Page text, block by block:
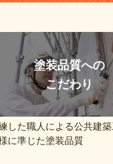
塗装品質への
こだわり
した職人による公共建
に準じた塗装品質